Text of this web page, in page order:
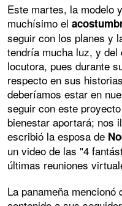
Este martes, la modelo
muchísimo el
seguir con los planes y
tendría mucha luz, y
locutora, pues durante
respecto en sus
deberíamos estar en
seguir con este
bienestar aportará; nos
escribió la esposa de
un video de las "4
últimas reuniones
La panameña